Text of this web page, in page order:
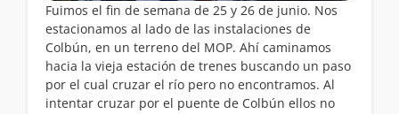
Fuimos el fin de semana de 25 y 26 de junio. Nos
estacionamos al lado de las instalaciones de
Colbún, en un terreno del MOP. Ahí caminamos
hacia la vieja estación de trenes buscando un paso
por el cual cruzar el río pero no encontramos. Al
intentar cruzar por el puente de Colbún ellos no